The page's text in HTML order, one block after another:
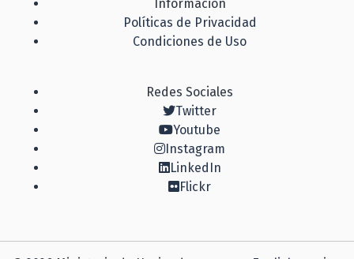
Información
Políticas de Privacidad
Condiciones de Uso
Redes Sociales
Twitter
Youtube
Instagram
LinkedIn
Flickr